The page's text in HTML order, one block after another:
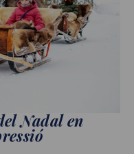
Nadal en